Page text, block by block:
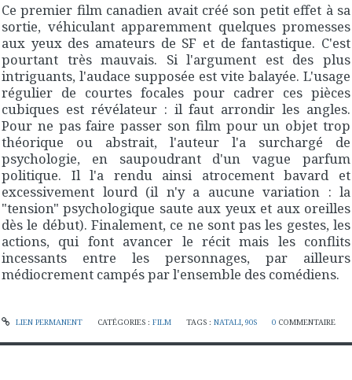
Ce premier film canadien avait créé son petit effet à sa
sortie, véhiculant apparemment quelques promesses
aux yeux des amateurs de SF et de fantastique. C'est
pourtant très mauvais. Si l'argument est des plus
intriguants, l'audace supposée est vite balayée. L'usage
régulier de courtes focales pour cadrer ces pièces
cubiques est révélateur : il faut arrondir les angles.
Pour ne pas faire passer son film pour un objet trop
théorique ou abstrait, l'auteur l'a surchargé de
psychologie, en saupoudrant d'un vague parfum
politique. Il l'a rendu ainsi atrocement bavard et
excessivement lourd (il n'y a aucune variation : la
"tension" psychologique saute aux yeux et aux oreilles
dès le début). Finalement, ce ne sont pas les gestes, les
actions, qui font avancer le récit mais les conflits
incessants entre les personnages, par ailleurs
médiocrement campés par l'ensemble des comédiens.
LIEN PERMANENT CATÉGORIES : FILM TAGS :NATALI,90S 0 COMMENTAIRE